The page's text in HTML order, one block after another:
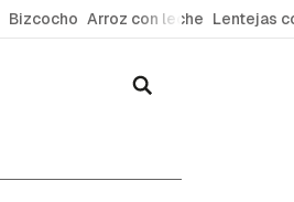
Bizcocho Arroz con leche Lentejas